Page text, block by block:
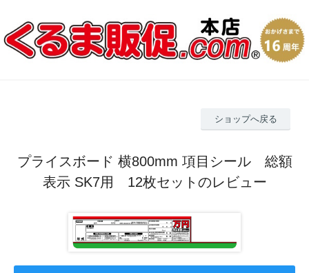
ショップへ戻る
プライスボード 横800mm 項目シール 総額
表示 SK7用 12枚セットのレビュー